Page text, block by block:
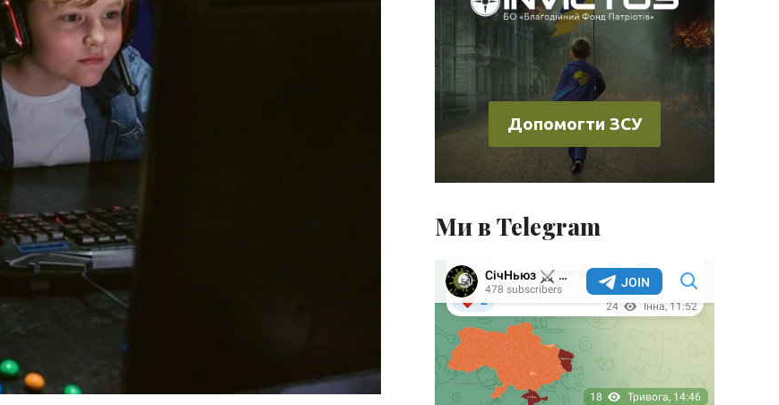
Допомогти ЗСУ
Ми в Telegram